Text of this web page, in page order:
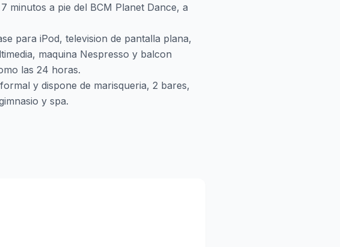
minutos a pie del BCM Planet Dance, a
para iPod, television de pantalla plana,
maquina Nespresso y balcon
las 24 horas.
y dispone de marisqueria, 2 bares,
y spa.